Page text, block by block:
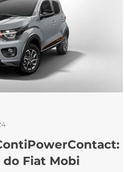
o
Fiat Mobi